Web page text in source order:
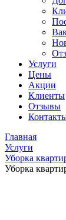
Услуги
Цены
Акции
Клиенты
Отзывы
Главная
Услуги
Уборка
Уборка